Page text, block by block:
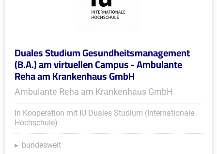
Duales Studium Gesundheitsmanagement
(B.A.) am virtuellen Campus - Ambulante
Reha am Krankenhaus GmbH
Ambulante Reha am Krankenhaus GmbH
In Kooperation mit IU Duales Studium (Internationale
Hochschule)
bundesweit